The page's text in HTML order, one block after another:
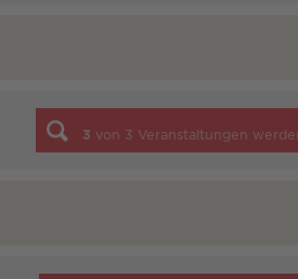
3 von 3 Veranstaltungen